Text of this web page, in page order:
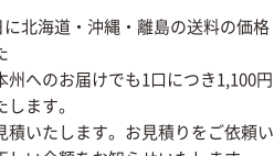
北海道・沖縄・離島の送料の価格
へのお届けでも1口につき1,100円
ます。
いたします。お見積りをご依頼い